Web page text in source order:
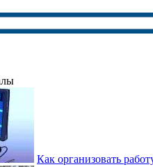
Как организовать